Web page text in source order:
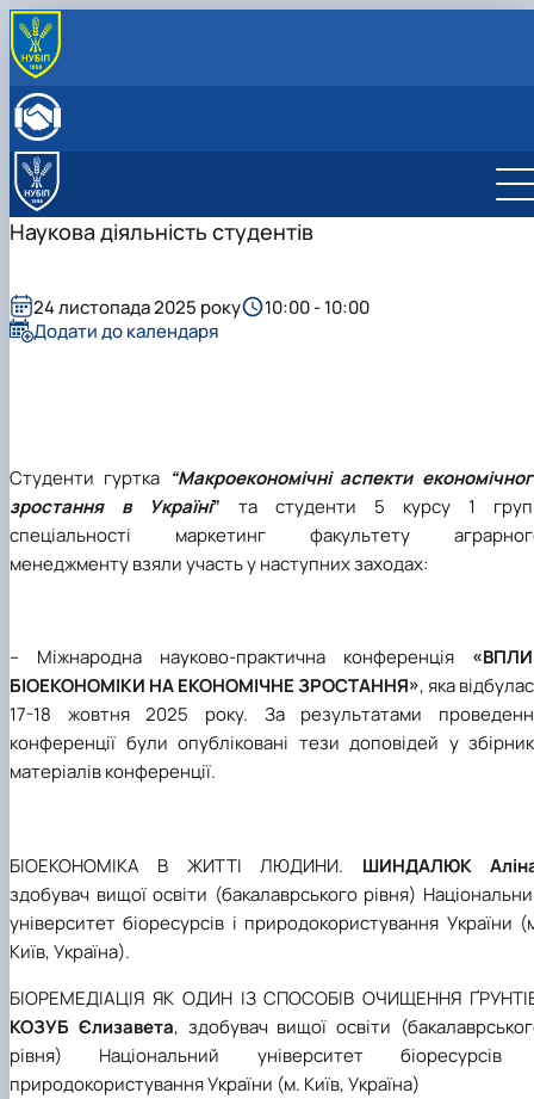
Навчально-наукова лабораторія
програми та ЕНК
Аспіранти кафедри
МІЖНАРОДНА ДІЯЛЬНІСТЬ
СТУДЕНТСЬКИЙ ГУРТОК
МІЖНАРОДНІ НАУКОВО-ПРАКТИЧНІ КОНФЕРЕНЦІЇ
Наукова діяльність студентів
Студенти гуртка “Макроекономічні аспекти
зростання в Україні” та
студенти 5 курсу 1
спеціальності маркетинг факультету
менеджменту взяли участь у наступних заходах:
– Міжнародна науково-практична конференція
БІОЕКОНОМІКИ НА ЕКОНОМІЧНЕ ЗРОСТАННЯ», яка
17-18 жовтня 2025 року. За результатами
конференції були опубліковані тези доповідей у
матеріалів конференції.
БІОЕКОНОМІКА В ЖИТТІ ЛЮДИНИ. ШИНДАЛЮК
здобувач вищої освіти (бакалаврського рівня)
університет біоресурсів і природокористування України
Київ, Україна).
БІОРЕМЕДІАЦІЯ ЯК ОДИН ІЗ СПОСОБІВ ОЧИЩЕННЯ
КОЗУБ Єлизавета, здобувач вищої освіти
рівня) Національний університет біоресурсів
природокористування України (м. Київ, Україна)
24 листопада 2025 року
10:00 - 10:00
Додати до календаря